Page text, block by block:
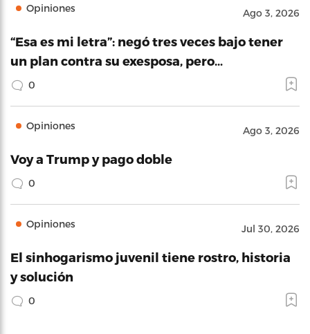
Opiniones Ago 3, 2026
“Esa es mi letra”: negó tres veces bajo tener
un plan contra su exesposa, pero…
0
Opiniones Ago 3, 2026
Voy a Trump y pago doble
0
Opiniones Jul 30, 2026
El sinhogarismo juvenil tiene rostro, historia
y solución
0